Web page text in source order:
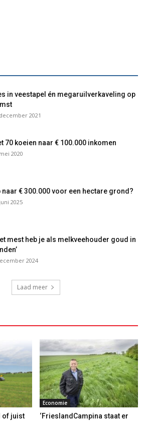
in veestapel én megaruilverkaveling op
2021
70 koeien naar € 100.000 inkomen
2020
naar € 300.000 voor een hectare grond?
2025
mest heb je als melkveehouder goud in
2024
Laad meer
of juist
Economie
‘FrieslandCampina staat er